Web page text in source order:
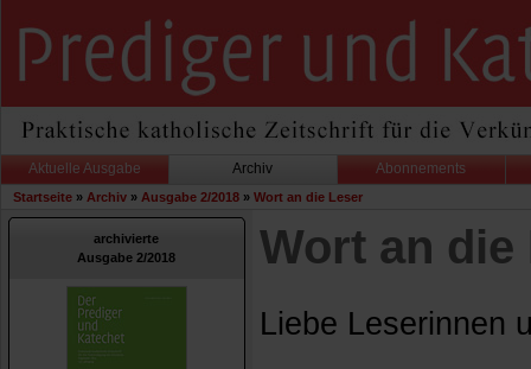
Aktuelle Ausgabe Archiv Abonnements
Startseite » Archiv » Ausgabe 2/2018 » Wort an die Leser
archivierte
Ausgabe 2/2018
Wort an die
Liebe Leserinnen